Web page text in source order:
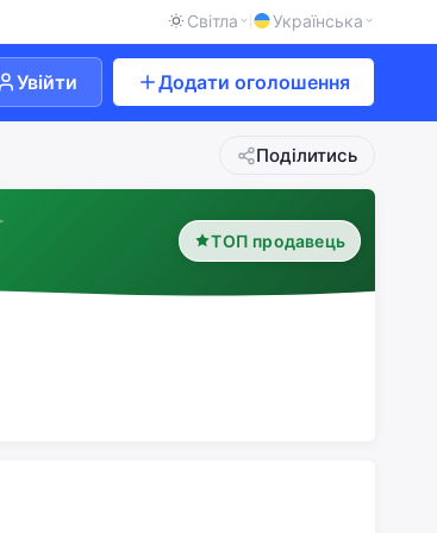
Світла Українська
Увійти Додати оголошення
Поділитись
ТОП продавець